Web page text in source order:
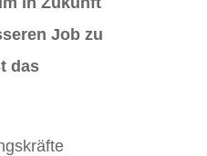
Job zu
das